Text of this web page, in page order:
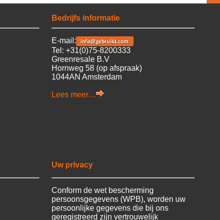
Bedrijfs informatie
E-mail:
Tel: +31(0)75-8200333
Greenresale B.V
Hornweg 58 (op afspraak)
1044AN Amsterdam
Lees meer…
Uw privacy
Conform de wet bescherming
persoonsgegevens (WPB), worden uw
persoonlijke gegevens die bij ons
geregistreerd zijn vertrouwelijk